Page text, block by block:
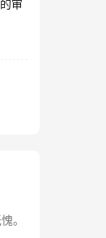
审
。